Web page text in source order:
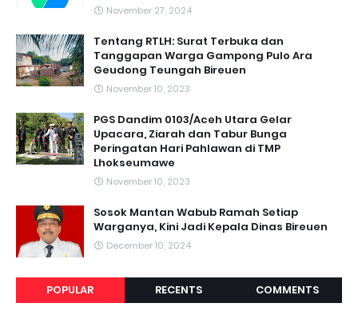
November 27, 2024
Tentang RTLH: Surat Terbuka dan
Tanggapan Warga Gampong Pulo Ara
Geudong Teungah Bireuen
November 10, 2023
PGS Dandim 0103/Aceh Utara Gelar
Upacara, Ziarah dan Tabur Bunga
Peringatan Hari Pahlawan di TMP
Lhokseumawe
November 10, 2023
Sosok Mantan Wabub Ramah Setiap
Warganya, Kini Jadi Kepala Dinas Bireuen
December 10, 2024
POPULAR RECENTS COMMENTS